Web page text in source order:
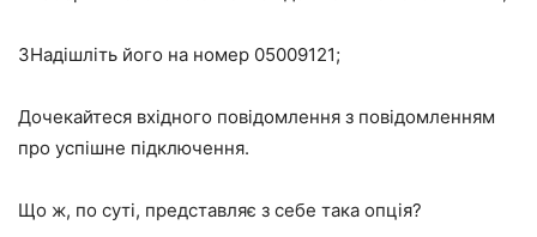
3Надішліть його на номер 05009121;
Дочекайтеся вхідного повідомлення з повідомленням
про успішне підключення.
Що ж, по суті, представляє з себе така опція?